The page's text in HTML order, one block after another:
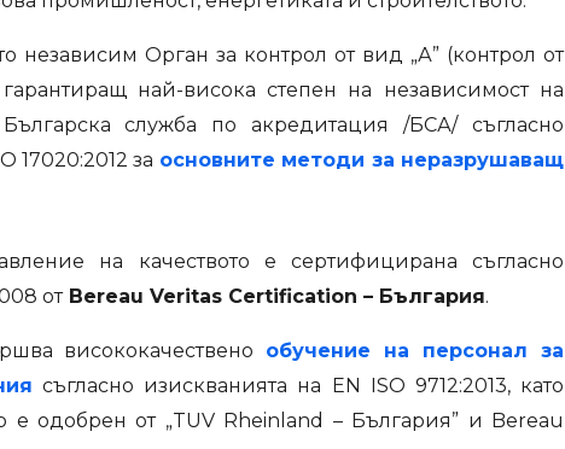
независим Орган за контрол от вид „А” (контрол от
най-висока степен на независимост на
служба по акредитация /БСА/ съгласно
17020:2012 за основните методи за неразрушаващ
на качеството е сертифицирана съгласно
отBereau Veritas Certification – България.
висококачествено обучение на персонал за
съгласно изискванията на ЕN ISO 9712:2013, като
одобрен от „TUV Rheinland – България” и Bereau